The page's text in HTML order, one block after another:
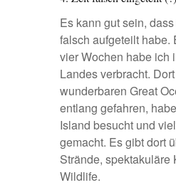
Es kann gut sein,
falsch aufgeteilt habe.
vier Wochen habe ich
Landes verbracht.
wunderbaren Great
entlang gefahren, habe
Island besucht und
gemacht. Es gibt dort
Strände, spektakuläre
Wildlife.